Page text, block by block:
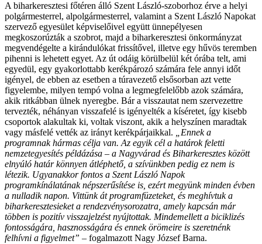
A biharkeresztesi főtéren álló Szent László-szoborhoz érve a helyi
polgármesterrel, alpolgármesterrel, valamint a Szent László Napokat
szervező egyesület képviselőivel együtt ünnepélyesen
megkoszorúzták a szobrot, majd a biharkeresztesi önkormányzat
megvendégelte a kirándulókat frissítővel, illetve egy hűvös teremben
pihenni is lehetett egyet. Az út odáig körülbelül két órába telt, ami
egyedül, egy gyakorlottabb kerékpározó számára fele annyi időt
igényel, de ebben az esetben a túravezető elsősorban azt vette
figyelembe, milyen tempó volna a legmegfelelőbb azok számára,
akik ritkábban ülnek nyeregbe. Bár a visszautat nem szervezettre
tervezték, néhányan visszafelé is igényelték a kíséretet, így kisebb
csoportok alakultak ki, voltak viszont, akik a helyszínen maradtak
vagy másfelé vették az irányt kerékpárjaikkal.
„Ennek a
programnak hármas célja van. Az egyik cél a határok feletti
nemzetegyesítés példázása – a Nagyvárad és Biharkeresztes között
elnyúló határ könnyen átléphető, a szívünkben pedig ez nem is
létezik. Ugyanakkor fontos a Szent László Napok
programkínálatának népszerűsítése is, ezért megyünk minden évben
a nulladik napon. Vittünk át programfüzeteket, és meghívtuk a
biharkeresztesieket a rendezvénysorozatra, amely kapcsán már
többen is pozitív visszajelzést nyújtottak. Mindemellett a biciklizés
fontosságára, hasznosságára és ennek örömeire is szeretnénk
felhívni a figyelmet” – fogalmazott Nagy József Barna.